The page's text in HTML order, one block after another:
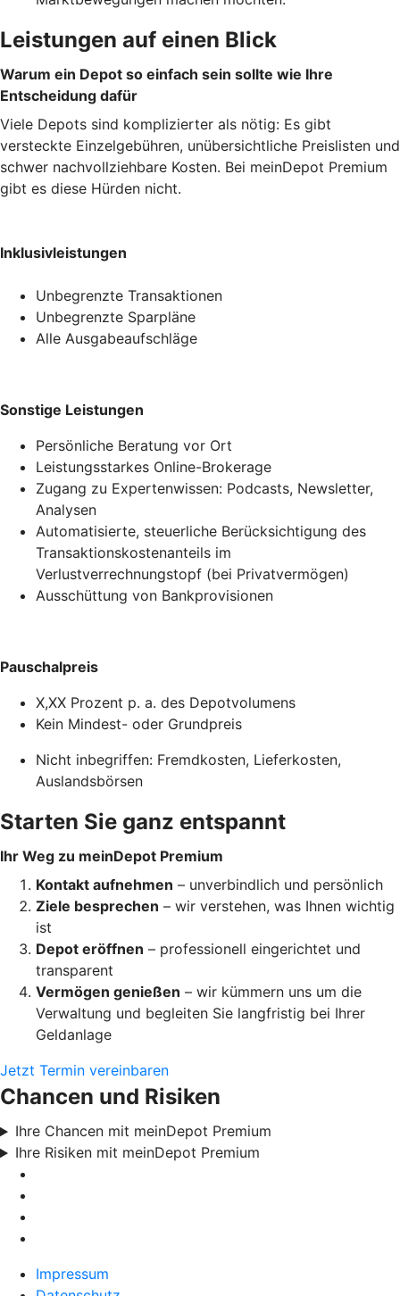
Leistungen auf einen Blick
Warum ein Depot so einfach sein sollte wie Ihre
Entscheidung dafür
Viele Depots sind komplizierter als nötig: Es gibt
versteckte Einzelgebühren, unübersichtliche Preislisten und
schwer nachvollziehbare Kosten. Bei meinDepot Premium
gibt es diese Hürden nicht.
Inklusivleistungen
Unbegrenzte Transaktionen
Unbegrenzte Sparpläne
Alle Ausgabeaufschläge
Sonstige Leistungen
Persönliche Beratung vor Ort
Leistungsstarkes Online-Brokerage
Zugang zu Expertenwissen: Podcasts, Newsletter,
Analysen
Automatisierte, steuerliche Berücksichtigung des
Transaktionskostenanteils im
Verlustverrechnungstopf (bei Privatvermögen)
Ausschüttung von Bankprovisionen
Pauschalpreis
X,XX Prozent p. a. des Depotvolumens
Kein Mindest- oder Grundpreis
Nicht inbegriffen: Fremdkosten, Lieferkosten,
Auslandsbörsen
Starten Sie ganz entspannt
Ihr Weg zu meinDepot Premium
Kontakt aufnehmen – unverbindlich und persönlich
Ziele besprechen – wir verstehen, was Ihnen wichtig
ist
Depot eröffnen – professionell eingerichtet und
transparent
Vermögen genießen – wir kümmern uns um die
Verwaltung und begleiten Sie langfristig bei Ihrer
Geldanlage
Jetzt Termin vereinbaren
Chancen und Risiken
Ihre Chancen mit meinDepot Premium
Ihre Risiken mit meinDepot Premium
Impressum